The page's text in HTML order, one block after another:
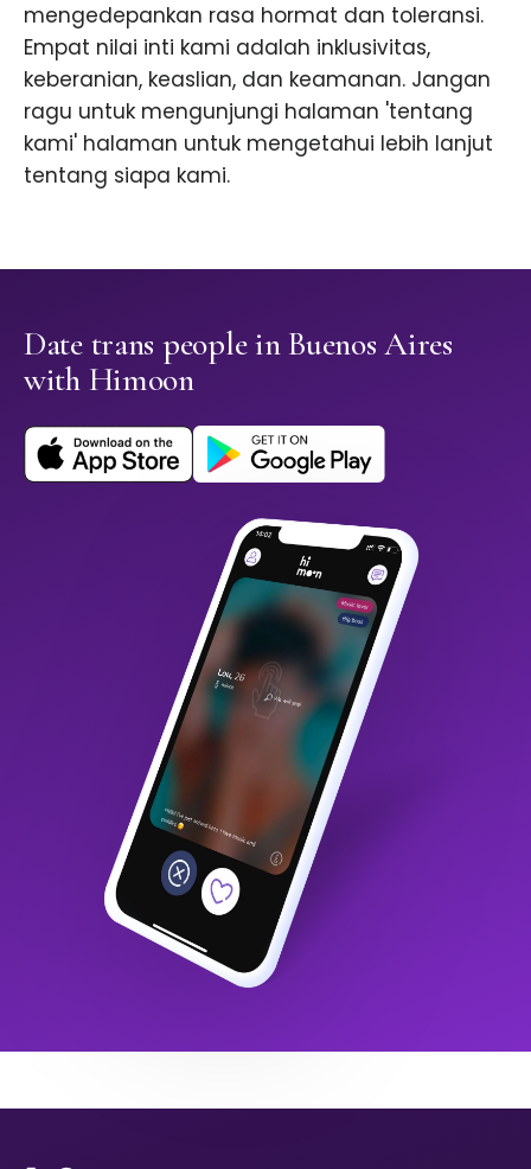
mengedepankan rasa hormat dan toleransi.
Empat nilai inti kami adalah inklusivitas,
keberanian, keaslian, dan keamanan. Jangan
ragu untuk mengunjungi halaman 'tentang
kami' halaman untuk mengetahui lebih lanjut
tentang siapa kami.
Date trans people in Buenos Aires
with Himoon